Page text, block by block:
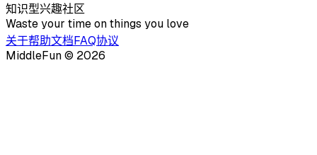
知识型兴趣社区
Waste your time on things you love
关于帮助文档FAQ协议
MiddleFun © 2026